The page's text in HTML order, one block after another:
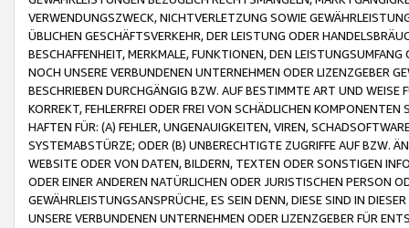
VERWENDUNGSZWECK, NICHTVERLETZUNG SOWIE
ÜBLICHEN GESCHÄFTSVERKEHR, DER LEISTUNG ODER
BESCHAFFENHEIT, MERKMALE, FUNKTIONEN, DEN
NOCH UNSERE VERBUNDENEN UNTERNEHMEN ODER LIZENZGEBER
BESCHRIEBEN DURCHGÄNGIG BZW. AUF BESTIMMTE ART UND
KORREKT, FEHLERFREI ODER FREI VON SCHÄDLICHEN
HAFTEN FÜR: (A) FEHLER, UNGENAUIGKEITEN, VIREN,
SYSTEMABSTÜRZE; ODER (B) UNBERECHTIGTE ZUGRIFFE AUF BZW.
WEBSITE ODER VON DATEN, BILDERN, TEXTEN ODER SONSTIGEN
ODER EINER ANDEREN NATÜRLICHEN ODER JURISTISCHEN PERSON
GEWÄHRLEISTUNGSANSPRÜCHE, ES SEIN DENN, DIESE SIND IN
UNSERE VERBUNDENEN UNTERNEHMEN ODER LIZENZGEBER FÜR